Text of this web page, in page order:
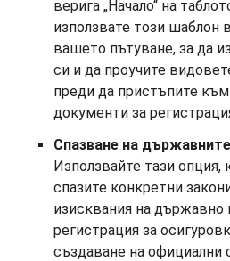
верига „Начало“ на
използвате този шаблон
вашето пътуване, за да
си и да проучите
преди да пристъпите
документи за
Спазване на
Използвайте тази опция,
спазите конкретни
изисквания на държавно
регистрация за
създаване на официални